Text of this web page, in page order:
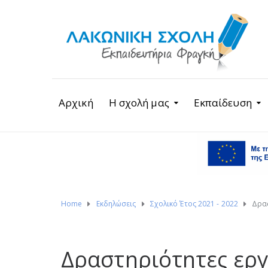
Αρχική Η σχολή μας Εκπαίδευση
Home Εκδηλώσεις Σχολικό Έτος 2021 - 2022
Δραστηριότητες